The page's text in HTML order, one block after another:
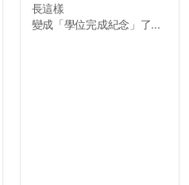
長這樣
變成「學位完成紀念」了...